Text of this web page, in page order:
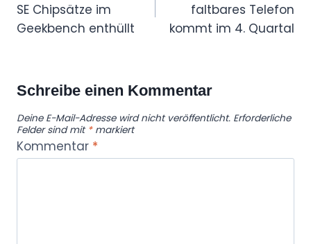
SE Chipsätze im
Geekbench enthüllt
faltbares Telefon
kommt im 4. Quartal
Schreibe einen Kommentar
Deine E-Mail-Adresse wird nicht veröffentlicht. Erforderliche
Felder sind mit *markiert
Kommentar *